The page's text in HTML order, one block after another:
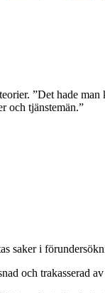
”Det hade
och tjänstemän.”
saker i
och trakasserad av